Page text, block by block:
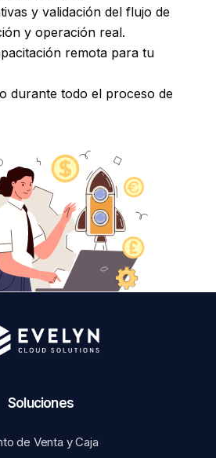
y validación del flujo de
y operación real.
remota para tu
durante todo el proceso de
Soluciones​
de Venta y Caja